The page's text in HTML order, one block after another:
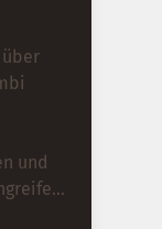
über
und